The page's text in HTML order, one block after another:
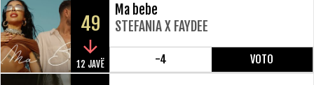
49
12 JAVË
Ma bebe
STEFANIA X FAYDEE
-4 VOTO